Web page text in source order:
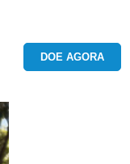
DOE AGORA